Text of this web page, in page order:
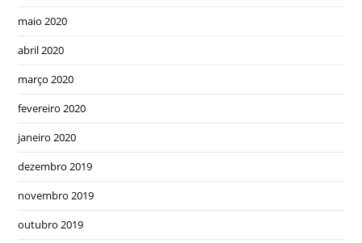
maio 2020
abril 2020
março 2020
fevereiro 2020
janeiro 2020
dezembro 2019
novembro 2019
outubro 2019